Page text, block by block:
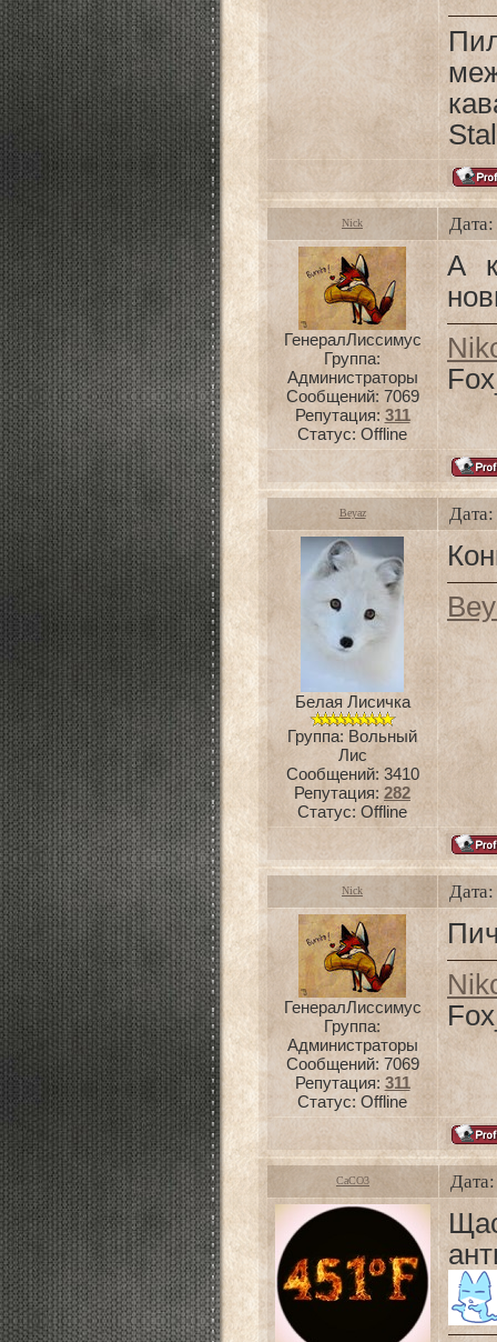
Nick
ГенералЛиссимус
Группа:
Администраторы
Сообщений: 7069
Репутация:311
Статус: Offline
А
Beyaz
Белая Лисичка
Группа: Вольный
Лис
Сообщений: 3410
Репутация: 282
Статус: Offline
Nick
ГенералЛиссимус
Группа:
Администраторы
Сообщений: 7069
Репутация: 311
Статус: Offline
CaCO3